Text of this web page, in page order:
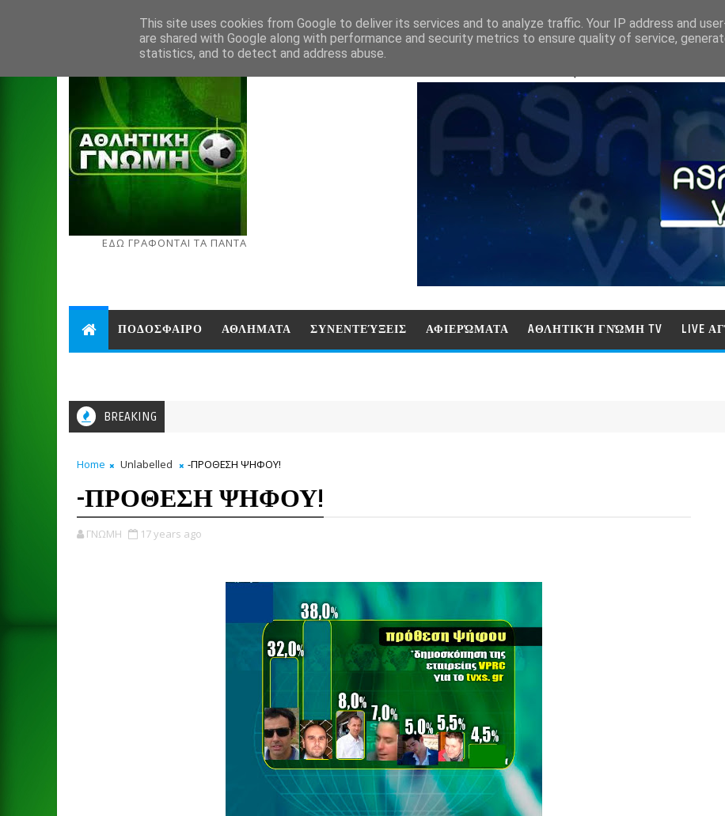
ΕΔΩ ΓΡΑΦΟΝΤΑΙ ΤΑ ΠΑΝΤΑ
ΠΟΔΟΣΦΑΙΡΟ ΑΘΛΗΜΑΤΑ ΣΥΝΕΝΤΕΎΞΕΙΣ ΑΦΙΕΡΏΜΑΤΑ AΘΛΗΤΙΚΉ ΓΝΏΜΗ TV LIVE
BREAKING
Home Unlabelled -ΠΡΟΘΕΣΗ ΨΗΦΟΥ!
-ΠΡΟΘΕΣΗ ΨΗΦΟΥ!
ΓΝΩΜΗ 17 years ago
This site uses cookies from Google to deliver its services and to analyze traffic. Your IP address and
are shared with Google along with performance and security metrics to ensure quality of service,
statistics, and to detect and address abuse.